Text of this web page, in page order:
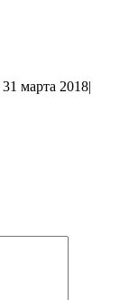
31 марта 2018|